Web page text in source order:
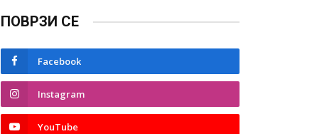
ПОВРЗИ СЕ
Facebook
Instagram
YouTube